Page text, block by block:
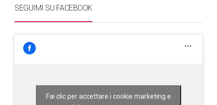
SEGUIMI SU FACEBOOK
Fai clic per accettare i cookie marketing e